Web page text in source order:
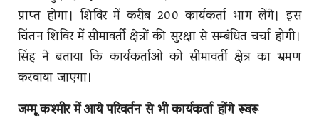
प्राप्त होगा। शिविर में करीब 200 कार्यकर्ता भाग लेंगे। इस
चिंतन शिविर में सीमावर्ती क्षेत्रों की सुरक्षा से सम्बंधित चर्चा होगी।
सिंह ने बताया कि कार्यकर्ताओ को सीमावर्ती क्षेत्र का भ्रमण
करवाया जाएगा।
जम्मू कश्मीर में आये परिवर्तन से भी कार्यकर्ता हाेंगे रूबरू